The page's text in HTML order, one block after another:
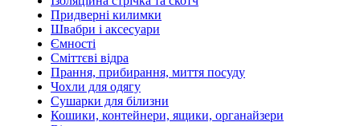
Придверні килимки
Швабри і аксесуари
Ємності
Сміттєві відра
Прання, прибирання, миття посуду
Чохли для одягу
Сушарки для білизни
Кошики, контейнери, ящики, органайзери